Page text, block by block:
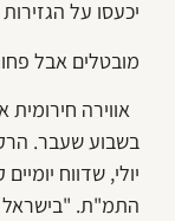
יכעסו על
מובטלים אבל
אווירה
בשבוע שעבר.
יולי, שדווח
התמ"ת. "בישראל